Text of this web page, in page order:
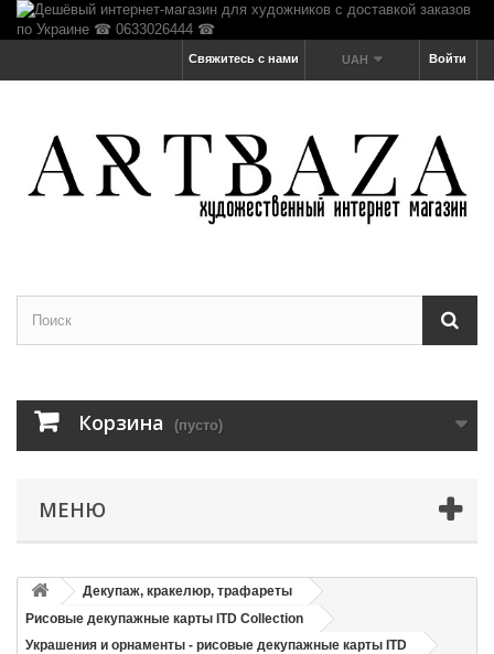
Войти
UAH
Свяжитесь с нами
Корзина (пусто)
МЕНЮ
Декупаж, кракелюр, трафареты
Рисовые декупажные карты ITD Collection
Украшения и орнаменты - рисовые декупажные карты ITD